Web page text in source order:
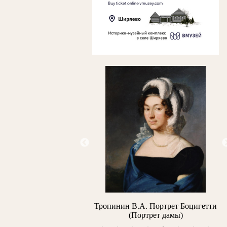
Тропинин В.А. Портрет Боцигетти
(Портрет дамы)